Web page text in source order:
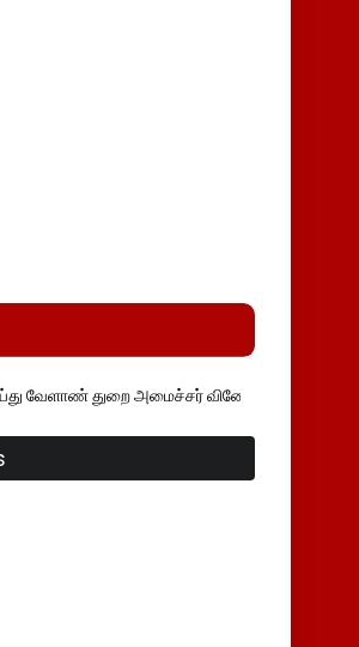
அமைச்சர் வினோத் வாசித்து வருகிறார். �.